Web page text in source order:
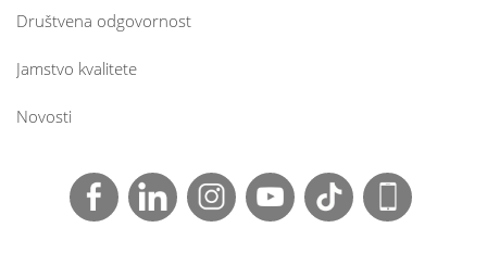
Društvena odgovornost
Jamstvo kvalitete
Novosti